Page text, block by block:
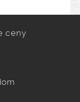
ceny